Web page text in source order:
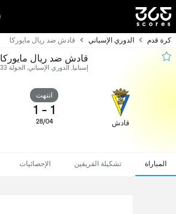
كرة قدم الدوري الإسباني قادش ضد ريال مايوركا
قادش ضد ريال مايوركا
إسبانيا, الدوري الإسباني, الجولة 33
قادش
انتهت
1
-
1
28/04
المباراة تشكيلة الفريقين الإحصائيات